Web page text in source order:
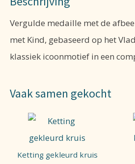
Vergulde medaille met de
met Kind, gebaseerd op het
klassiek icoonmotief in een
Vaak samen gekocht
Ketting gekleurd kruis